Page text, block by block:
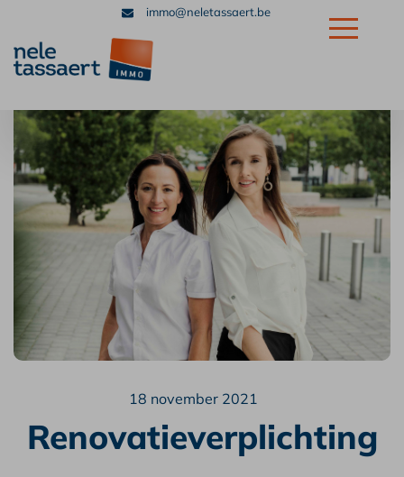
immo@neletassaert.be
18 november 2021
Renovatieverplichting